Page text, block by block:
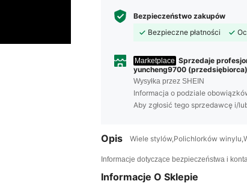
Bezpieczeństwo zakupów
Bezpieczne płatności
Marketplace Sprzedaje
yuncheng9700 (przedsiębiorca)
Wysyłka przez SHEIN
Informacja o podziale
Aby zgłosić tego sprzedawcę i/
Opis Wiele stylów,Polichlorków
Informacje dotyczące bezpieczeństwa i
Informacje O Sklepie